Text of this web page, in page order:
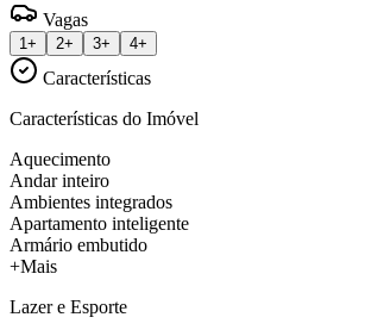
Vagas
1+ 2+ 3+ 4+
Características
Características do Imóvel
Aquecimento
Andar inteiro
Ambientes integrados
Apartamento inteligente
Armário embutido
+Mais
Lazer e Esporte